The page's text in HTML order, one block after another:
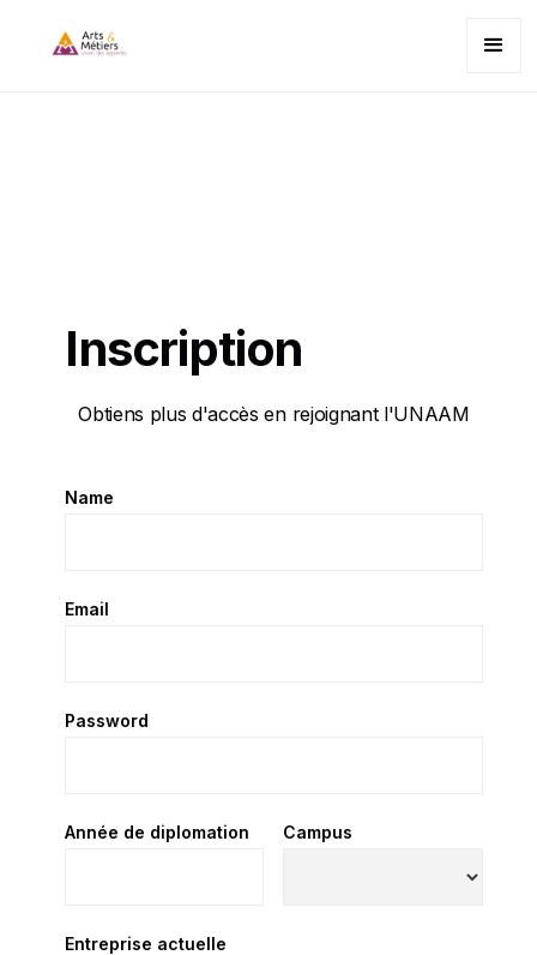
Inscription
Obtiens plus d'accès en rejoignant l'UNAAM
Name
Email
Password
Année de diplomation Campus
Entreprise actuelle